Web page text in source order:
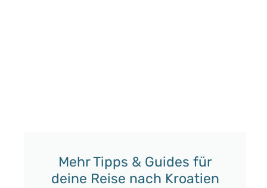
Mehr Tipps & Guides für
deine Reise nach Kroatien